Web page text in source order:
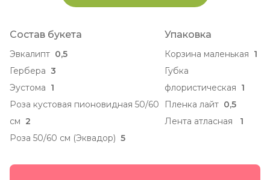
Состав букета
Эвкалипт 0,5
Гербера 3
Эустома 1
Роза кустовая пионовидная 50/60
см 2
Роза 50/60 см (Эквадор) 5
Упаковка
Корзина маленькая 1
Губка
флористическая 1
Пленка лайт 0,5
Лента атласная
1